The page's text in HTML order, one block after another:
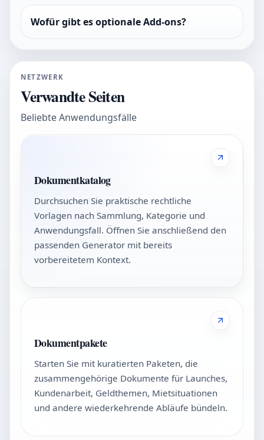
Wofür gibt es optionale Add-ons?
NETZWERK
Verwandte Seiten
Beliebte Anwendungsfälle
Dokumentkatalog
Durchsuchen Sie praktische rechtliche
Vorlagen nach Sammlung, Kategorie und
Anwendungsfall. Öffnen Sie anschließend den
passenden Generator mit bereits
vorbereitetem Kontext.
Dokumentpakete
Starten Sie mit kuratierten Paketen, die
zusammengehörige Dokumente für Launches,
Kundenarbeit, Geldthemen, Mietsituationen
und andere wiederkehrende Abläufe bündeln.